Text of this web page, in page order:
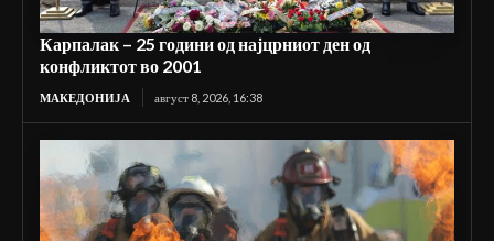
Карпалак – 25 години од најцрниот ден од
конфликтот во 2001
МАКЕДОНИЈА август 8, 2026, 16:38